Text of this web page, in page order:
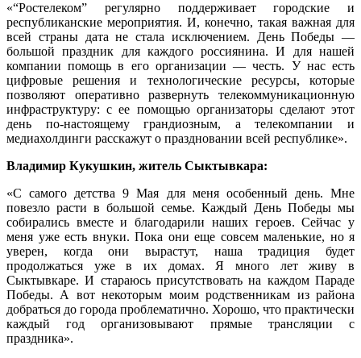
«“Ростелеком” регулярно поддерживает городские и
республиканские мероприятия. И, конечно, такая важная для
всей страны дата не стала исключением. День Победы —
большой праздник для каждого россиянина. И для нашей
компании помощь в его организации — честь. У нас есть
цифровые решения и технологические ресурсы, которые
позволяют оперативно развернуть телекоммуникационную
инфраструктуру: с ее помощью организаторы сделают этот
день по-настоящему грандиозным, а телекомпании и
медиахолдинги расскажут о праздновании всей республике».
Владимир Кукушкин, житель Сыктывкара:
«С самого детства 9 Мая для меня особенный день. Мне
повезло расти в большой семье. Каждый День Победы мы
собирались вместе и благодарили наших героев. Сейчас у
меня уже есть внуки. Пока они еще совсем маленькие, но я
уверен, когда они вырастут, наша традиция будет
продолжаться уже в их домах. Я много лет живу в
Сыктывкаре. И стараюсь присутствовать на каждом Параде
Победы. А вот некоторым моим родственникам из района
добраться до города проблематично. Хорошо, что практически
каждый год организовывают прямые трансляции с
праздника».